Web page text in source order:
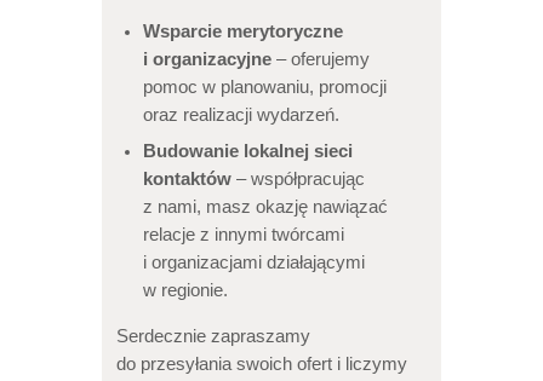
Wsparcie merytoryczne
i organizacyjne – oferujemy
pomoc w planowaniu, promocji
oraz realizacji wydarzeń.
Budowanie lokalnej sieci
kontaktów – współpracując
z nami, masz okazję nawiązać
relacje z innymi twórcami
i organizacjami działającymi
w regionie.
Serdecznie zapraszamy
do przesyłania swoich ofert i liczymy